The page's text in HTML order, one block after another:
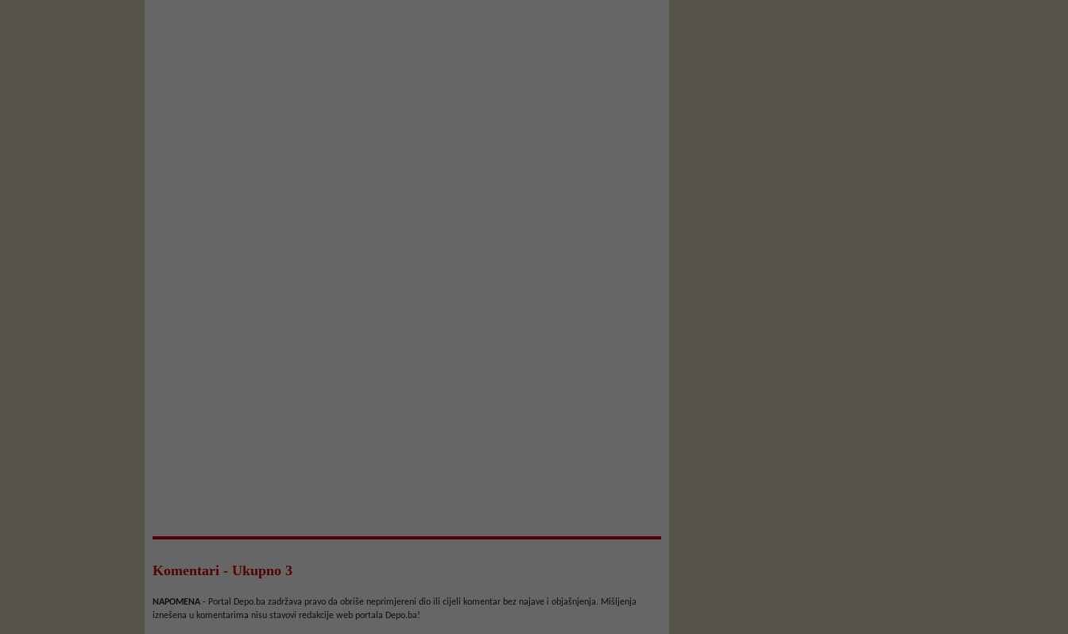
Komentari - Ukupno 3
NAPOMENA - Portal Depo.ba zadržava pravo da obriše neprimjereni dio ili cijeli komentar bez najave i objašnjenja. Mišljenja
iznešena u komentarima nisu stavovi redakcije web portala Depo.ba!